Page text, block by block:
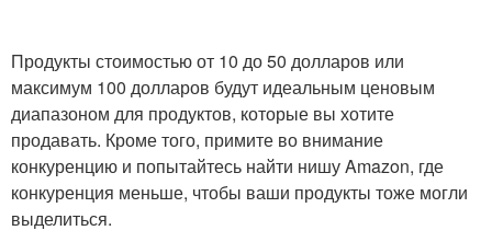
Продукты стоимостью от 10 до 50 долларов или
максимум 100 долларов будут идеальным ценовым
диапазоном для продуктов, которые вы хотите
продавать. Кроме того, примите во внимание
конкуренцию и попытайтесь найти нишу Amazon, где
конкуренция меньше, чтобы ваши продукты тоже могли
выделиться.